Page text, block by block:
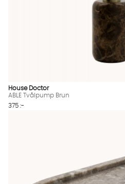
House Doctor
ABLE Tvålpump Brun
375 :-